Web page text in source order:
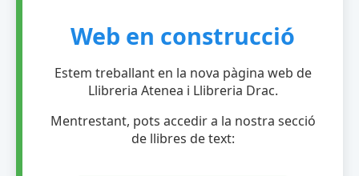
Web en construcció
Estem treballant en la nova pàgina web de
Llibreria Atenea i Llibreria Drac.
Mentrestant, pots accedir a la nostra secció
de llibres de text: